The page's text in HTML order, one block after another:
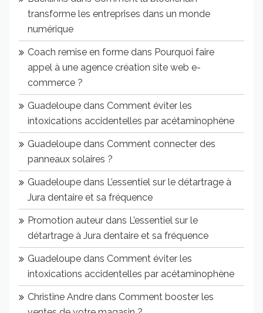
transforme les entreprises dans un monde
numérique
Coach remise en forme dans Pourquoi faire
appel à une agence création site web e-
commerce ?
Guadeloupe dans Comment éviter les
intoxications accidentelles par acétaminophène
Guadeloupe dans Comment connecter des
panneaux solaires ?
Guadeloupe dans L’essentiel sur le détartrage à
Jura dentaire et sa fréquence
Promotion auteur dans L’essentiel sur le
détartrage à Jura dentaire et sa fréquence
Guadeloupe dans Comment éviter les
intoxications accidentelles par acétaminophène
Christine Andre dans Comment booster les